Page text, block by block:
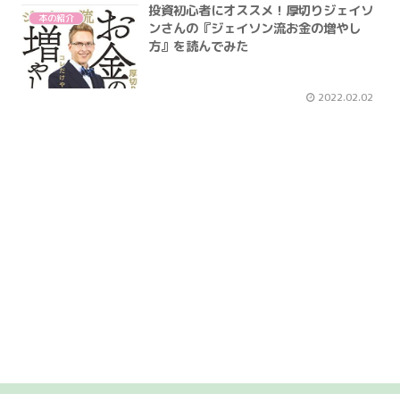
本の紹介
投資初心者にオススメ！厚切りジェイソ
ンさんの『ジェイソン流お金の増やし
方』を読んでみた
2022.02.02